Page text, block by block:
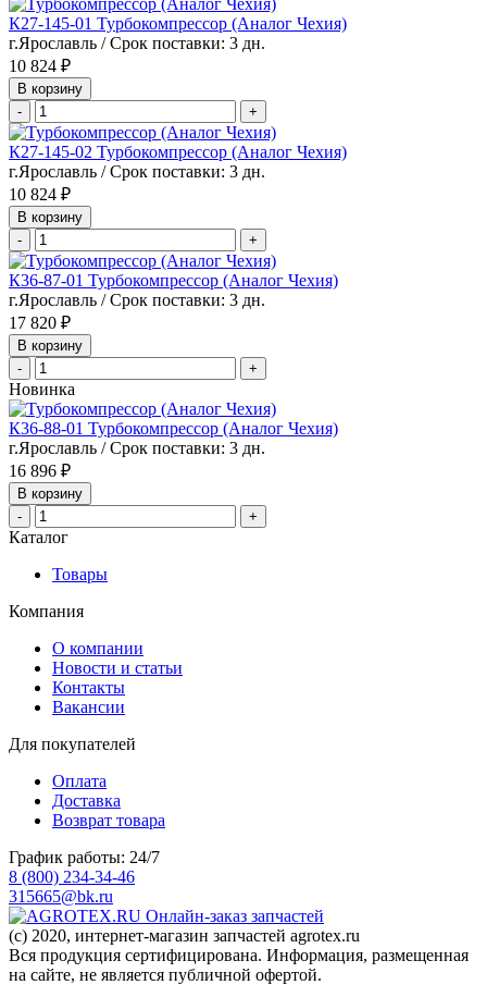
К27-145-01 Турбокомпрессор (Аналог Чехия)
г.Ярославль / Срок поставки: 3 дн.
10 824 ₽
В корзину
-
+
К27-145-02 Турбокомпрессор (Аналог Чехия)
г.Ярославль / Срок поставки: 3 дн.
10 824 ₽
В корзину
-
+
К36-87-01 Турбокомпрессор (Аналог Чехия)
г.Ярославль / Срок поставки: 3 дн.
17 820 ₽
В корзину
-
+
Новинка
К36-88-01 Турбокомпрессор (Аналог Чехия)
г.Ярославль / Срок поставки: 3 дн.
16 896 ₽
В корзину
-
+
Каталог
Товары
Компания
О компании
Новости и статьи
Контакты
Вакансии
Для покупателей
Оплата
Доставка
Возврат товара
График работы: 24/7
8 (800) 234-34-46
315665@bk.ru
Онлайн-заказ запчастей
(c) 2020, интернет-магазин запчастей agrotex.ru
Вся продукция сертифицирована. Информация, размещенная
на сайте, не является публичной офертой.